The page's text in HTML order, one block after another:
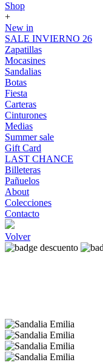
Shop
+
New in
SALE INVIERNO 26
Zapatillas
Mocasines
Sandalias
Botas
Fiesta
Carteras
Cinturones
Medias
Summer sale
Gift Card
LAST CHANCE
Billeteras
Pañuelos
About
Colecciones
Contacto
Volver